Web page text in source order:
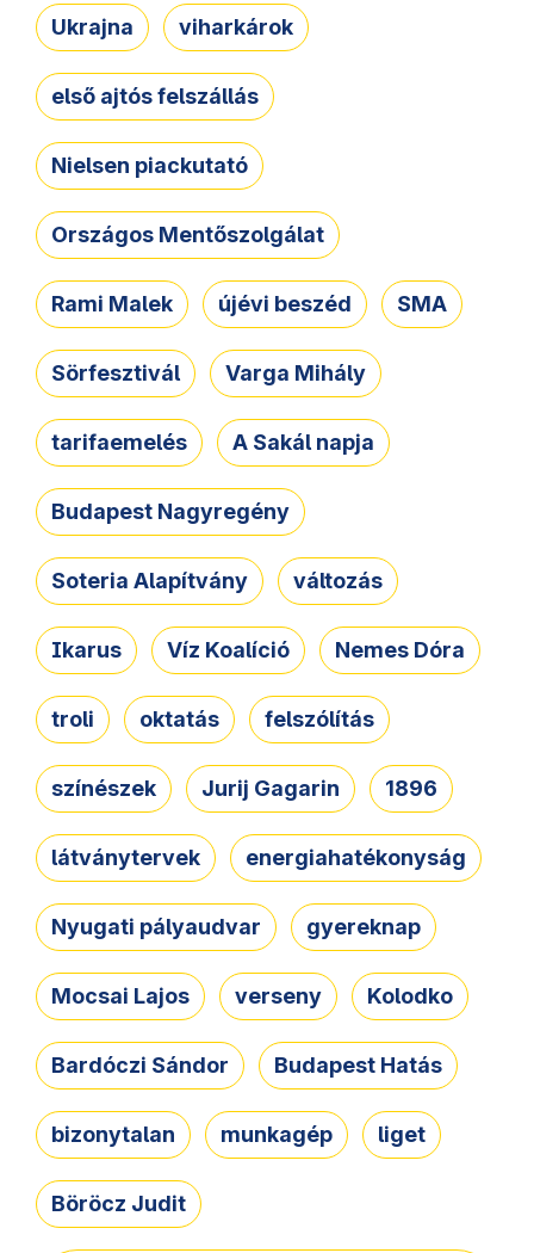
Ukrajna viharkárok
első ajtós felszállás
Nielsen piackutató
Országos Mentőszolgálat
Rami Malek újévi beszéd SMA
Sörfesztivál Varga Mihály
tarifaemelés A Sakál napja
Budapest Nagyregény
Soteria Alapítvány változás
Ikarus Víz Koalíció Nemes Dóra
troli oktatás felszólítás
színészek Jurij Gagarin 1896
látványtervek energiahatékonyság
Nyugati pályaudvar gyereknap
Mocsai Lajos verseny Kolodko
Bardóczi Sándor Budapest Hatás
bizonytalan munkagép liget
Böröcz Judit